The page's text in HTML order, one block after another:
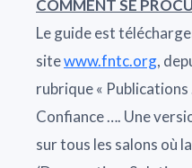
COMMENT SE
Le guide est
sitewww.fntc.org,
rubrique «
Confiance …. Une
sur tous les salons où